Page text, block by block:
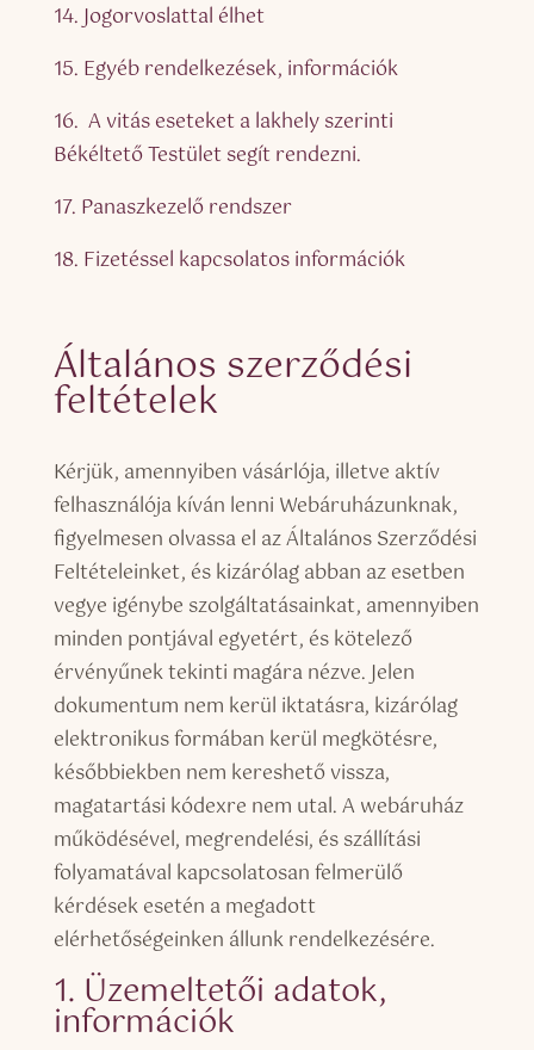
14. Jogorvoslattal élhet
15. Egyéb rendelkezések, információk
16. A vitás eseteket a lakhely szerinti
Békéltető Testület segít rendezni.
17. Panaszkezelő rendszer
18. Fizetéssel kapcsolatos információk
Általános szerződési
feltételek
Kérjük, amennyiben vásárlója, illetve aktív
felhasználója kíván lenni Webáruházunknak,
figyelmesen olvassa el az Általános Szerződési
Feltételeinket, és kizárólag abban az esetben
vegye igénybe szolgáltatásainkat, amennyiben
minden pontjával egyetért, és kötelező
érvényűnek tekinti magára nézve. Jelen
dokumentum nem kerül iktatásra, kizárólag
elektronikus formában kerül megkötésre,
későbbiekben nem kereshető vissza,
magatartási kódexre nem utal. A webáruház
működésével, megrendelési, és szállítási
folyamatával kapcsolatosan felmerülő
kérdések esetén a megadott
elérhetőségeinken állunk rendelkezésére.
1. Üzemeltetői adatok,
információk